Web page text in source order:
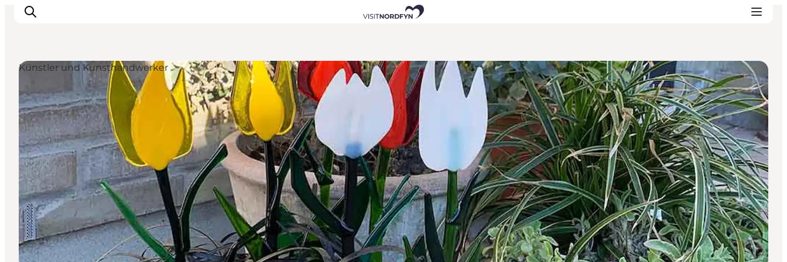
Erleben
Eventkalender
Essen und Trinken
Unterkünfte
Erlebnisbuchung
Für Kinder
Künstler und Kunsthandwerker